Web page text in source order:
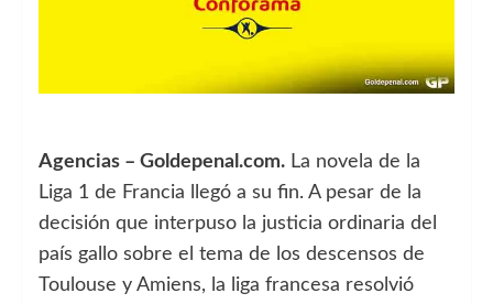
Agencias – Goldepenal.com. La novela de la
Liga 1 de Francia llegó a su fin. A pesar de la
decisión que interpuso la justicia ordinaria del
país gallo sobre el tema de los descensos de
Toulouse y Amiens, la liga francesa resolvió